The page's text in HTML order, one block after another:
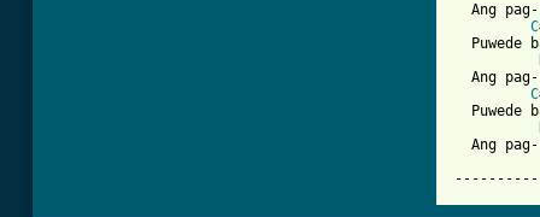
Ang
Puwede
Ang
Puwede
Ang